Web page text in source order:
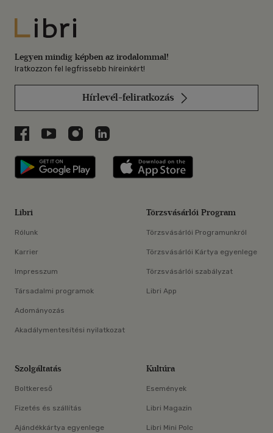
Libri
Legyen mindig képben az irodalommal!
Iratkozzon fel legfrissebb híreinkért!
Hírlevél-feliratkozás
Libri a Facebookon
Libri a Youtube-on
Libri az Instagramon
Libri a LinkedInen
Libri applikáció Szerezd meg: Google
Libri
Rólunk
Karrier
Impresszum
Társadalmi programok
Adományozás
Akadálymentesítési nyilatkozat
Törzsvásárlói Program
Törzsvásárlói Programunkról
Törzsvásárlói Kártya egyenlege
Törzsvásárlói szabályzat
Libri App
Szolgáltatás
Boltkereső
Fizetés és szállítás
Ajándékkártya egyenlege
Kultúra
Események
Libri Magazin
Libri Mini Polc